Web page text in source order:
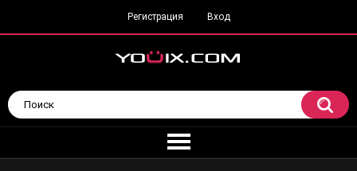
Регистрация Вход